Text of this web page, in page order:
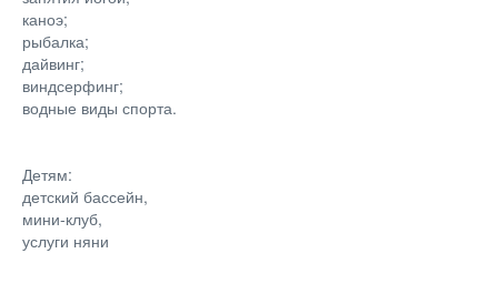
каноэ;
рыбалка;
дайвинг;
виндсерфинг;
водные виды спорта.
Детям:
детский бассейн,
мини-клуб,
услуги няни